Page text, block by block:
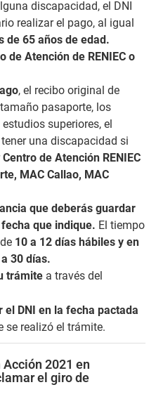
discapacidad, el DNI
realizar el pago, al igual
de 65 años de edad.
de Atención de RENIEC o
, el recibo original de
pasaporte, los
superiores, el
una discapacidad si
Centro de Atención RENIEC
MAC Callao, MAC
que deberás guardar
que indique. El tiempo
10 a 12 días hábiles y en
30 días.
trámite a través del
el DNI en la fecha pactada
se realizó el trámite.
2021 en
el giro de